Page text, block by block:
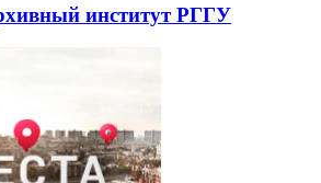
институт РГГУ